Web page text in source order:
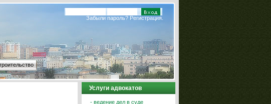
Забыли пароль? Регистрация.
Услуги адвокатов
- ведение дел в суде